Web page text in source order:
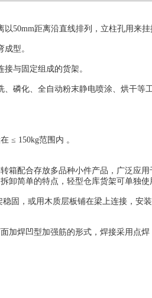
50mm距离沿直线排列，立柱孔用来挂
型。
与固定组成的货架。
化、全自动粉末静电喷涂、烘干等
≤ 150kg范围内 。
配合存放多品种小件产品，广泛应用
卸简单的特点，轻型仓库货架可单独使
，或用木质层板铺在梁上连接，安
焊凹型加强筋的形式，焊接采用点焊